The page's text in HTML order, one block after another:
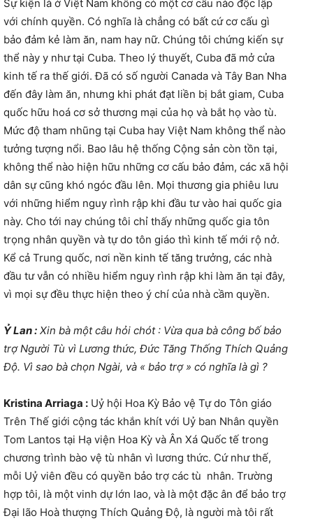
Sự kiện là ở Việt Nam không có một cơ cấu nào độc lập
với chính quyền. Có nghĩa là chẳng có bất cứ cơ cấu gì
bảo đảm kẻ làm ăn, nam hay nữ. Chúng tôi chứng kiến sự
thể này y như tại Cuba. Theo lý thuyết, Cuba đã mở cửa
kinh tế ra thế giới. Đã có số người Canada và Tây Ban Nha
đến đây làm ăn, nhưng khi phát đạt liền bị bắt giam, Cuba
quốc hữu hoá cơ sở thương mại của họ và bắt họ vào tù.
Mức độ tham nhũng tại Cuba hay Việt Nam không thể nào
tưởng tượng nổi. Bao lâu hệ thống Cộng sản còn tồn tại,
không thể nào hiện hữu những cơ cấu bảo đảm, các xã hội
dân sự cũng khó ngóc đầu lên. Mọi thương gia phiêu lưu
với những hiểm nguy rình rập khi đầu tư vào hai quốc gia
này. Cho tới nay chúng tôi chỉ thấy những quốc gia tôn
trọng nhân quyền và tự do tôn giáo thì kinh tế mới rộ nở.
Kể cả Trung quốc, nơi nền kinh tế tăng trưởng, các nhà
đầu tư vẫn có nhiều hiểm nguy rình rập khi làm ăn tại đây,
vì mọi sự đều thực hiện theo ý chí của nhà cầm quyền.
Ỷ Lan : Xin bà một câu hỏi chót : Vừa qua bà công bố bảo
trợ Người Tù vì Lương thức, Đức Tăng Thống Thích Quảng
Độ. Vì sao bà chọn Ngài, và « bảo trợ » có nghĩa là gì ?
Kristina Arriaga : Uỷ hội Hoa Kỳ Bảo vệ Tự do Tôn giáo
Trên Thế giới cộng tác khắn khít với Uỷ ban Nhân quyền
Tom Lantos tại Hạ viện Hoa Kỳ và Ân Xá Quốc tế trong
chương trình bào vệ tù nhân vì lương thức. Cứ như thế,
mỗi Uỷ viên đều có quyền bảo trợ các tù nhân. Trường
hợp tôi, là một vinh dự lớn lao, và là một đặc ân để bảo trợ
Đại lão Hoà thượng Thích Quảng Độ, là người mà tôi rất